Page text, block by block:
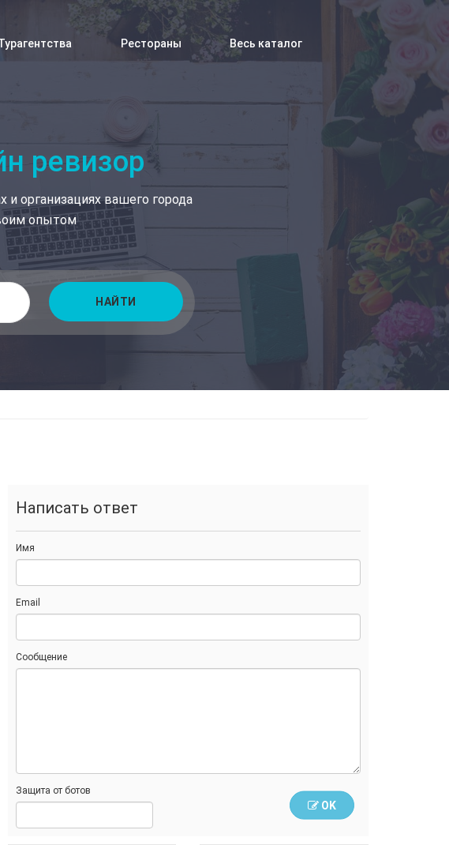
Рестораны Весь каталог
ревизор
организациях вашего города
опытом
НАЙТИ
Написать ответ
Имя
Email
Сообщение
Защита от ботов
OK